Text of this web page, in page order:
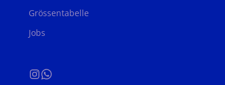
Grössentabelle
Jobs